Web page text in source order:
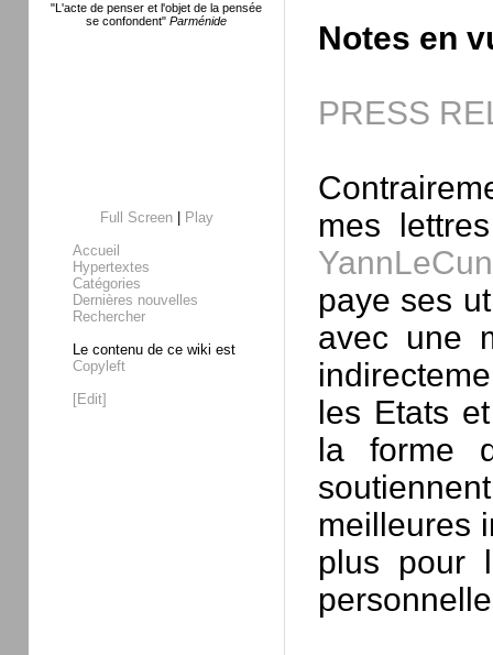
"L'acte de penser et l'objet de la pensée
se confondent" Parménide
Full Screen|
Play
Accueil
Hypertextes
Catégories
Dernières nouvelles
Rechercher
Le contenu de ce wiki est
Copyleft
[Edit]
Notes en
PRESS
mes
YannLeCun
paye ses
avec une
les Etats
la forme
meilleures
plus pour